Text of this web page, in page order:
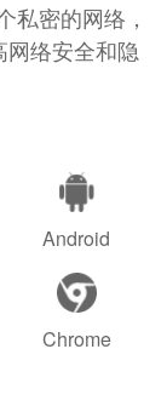
私密的网络，
络安全和隐
Android
Chrome